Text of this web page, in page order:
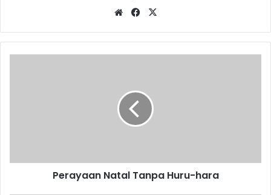
WebsiteFacebook
Perayaan Natal Tanpa Huru-hara